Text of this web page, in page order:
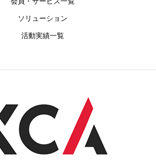
ソリューション
活動実績一覧